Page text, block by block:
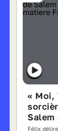
« Moi,
Salem
Condé
Félix